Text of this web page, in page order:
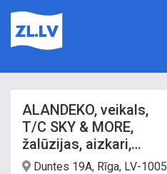
ALANDEKO, veikals,
T/C SKY & MORE,
žalūzijas, aizkari,
markīzes
Duntes 19A, Rīga, LV-1005